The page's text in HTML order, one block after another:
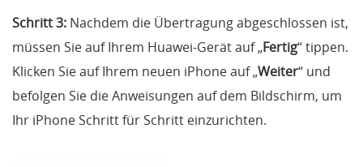
Schritt 3: Nachdem die Übertragung abgeschlossen ist,
müssen Sie auf Ihrem Huawei-Gerät auf „Fertig“ tippen.
Klicken Sie auf Ihrem neuen iPhone auf „Weiter“ und
befolgen Sie die Anweisungen auf dem Bildschirm, um
Ihr iPhone Schritt für Schritt einzurichten.